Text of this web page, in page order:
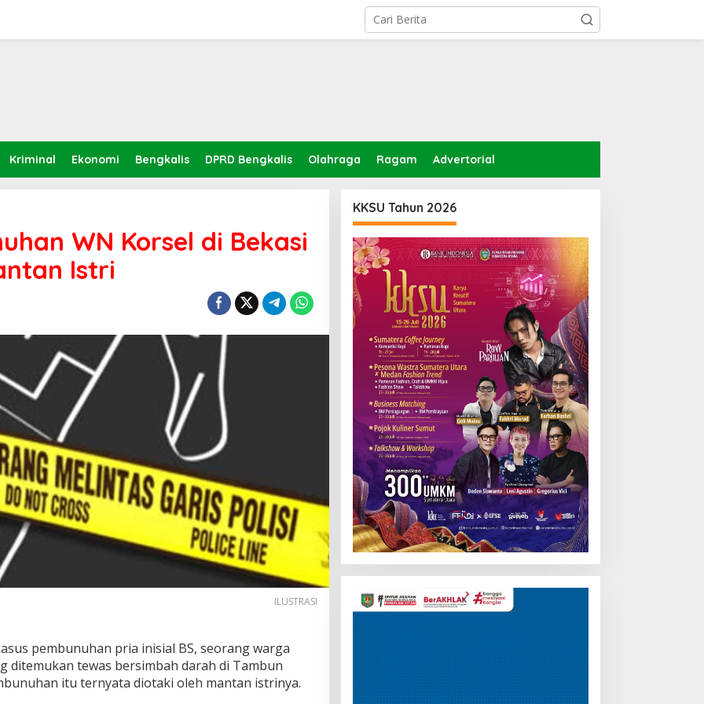
Kriminal Ekonomi Bengkalis DPRD Bengkalis Olahraga Ragam Advertorial
WN Korsel di Bekasi
Istri
ILUSTRASI
pembunuhan pria inisial BS, seorang warga
ditemukan tewas bersimbah darah di Tambun
itu ternyata diotaki oleh mantan istrinya.
KKSU Tahun 2026
Pemutar
Video